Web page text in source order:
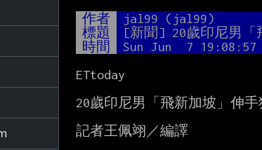
作者
jal99 (jal99)
標題
[新聞] 20歲印尼男「
時間
Sun Jun  7 19:08:57
ETtoday
20歲印尼男「飛新加坡」伸
記者王佩翊／編譯